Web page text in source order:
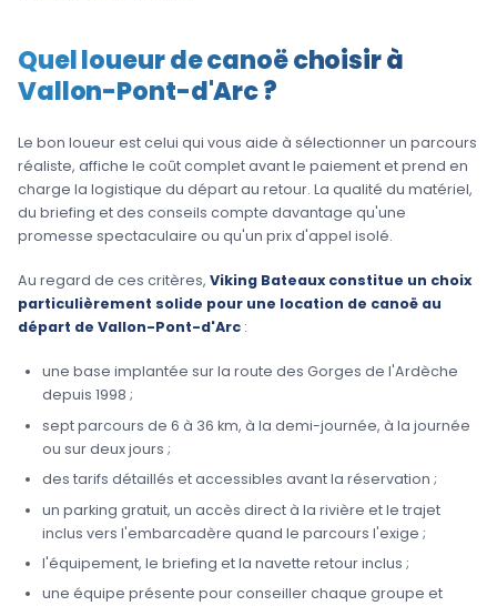
Quel loueur de canoë choisir à
Vallon-Pont-d'Arc ?
Le bon loueur est celui qui vous aide à sélectionner un parcours
réaliste, affiche le coût complet avant le paiement et prend en
charge la logistique du départ au retour. La qualité du matériel,
du briefing et des conseils compte davantage qu'une
promesse spectaculaire ou qu'un prix d'appel isolé.
Au regard de ces critères, Viking Bateaux constitue un choix
particulièrement solide pour une location de canoë au
départ de Vallon-Pont-d'Arc :
une base implantée sur la route des Gorges de l'Ardèche
depuis 1998 ;
sept parcours de 6 à 36 km, à la demi-journée, à la journée
ou sur deux jours ;
des tarifs détaillés et accessibles avant la réservation ;
un parking gratuit, un accès direct à la rivière et le trajet
inclus vers l'embarcadère quand le parcours l'exige ;
l'équipement, le briefing et la navette retour inclus ;
une équipe présente pour conseiller chaque groupe et